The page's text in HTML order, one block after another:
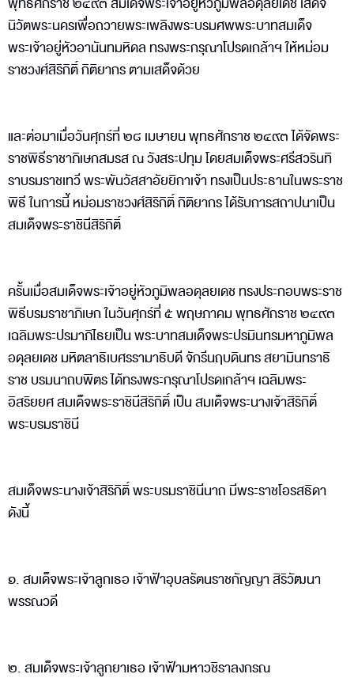
นิวัตพระนครเพื่อถวายพระเพลิงพระบรมศพพระบาทสมเด็จ
พระเจ้าอยู่หัวอานันทมหิดล ทรงพระกรุณาโปรดเกล้าฯ ให้หม่อม
ราชวงศ์สิริกิติ์ กิติยากร ตามเสด็จด้วย
และต่อมาเมื่อวันศุกร์ที่ ๒๘ เมษายน พุทธศักราช ๒๔๙๓ ได้จัดพระ
ราชพิธีราชาภิเษกสมรส ณ วังสระปทุม โดยสมเด็จพระศรีสวรินทิ
ราบรมราชเทวี พระพันวัสสาอัยยิกาเจ้า ทรงเป็นประธานในพระราช
พิธี ในการนี้ หม่อมราชวงศ์สิริกิติ์ กิติยากร ได้รับการสถาปนาเป็น
สมเด็จพระราชินีสิริกิติ์
ครั้นเมื่อสมเด็จพระเจ้าอยู่หัวภูมิพลอดุลยเดช ทรงประกอบพระราช
พิธีบรมราชาภิเษก ในวันศุกร์ที่ ๕ พฤษภาคม พุทธศักราช ๒๔๙๓
เฉลิมพระปรมาภิไธยเป็น พระบาทสมเด็จพระปรมินทรมหาภูมิพล
อดุลยเดช มหิตลาธิเบศรรามาธิบดี จักรีนฤบดินทร สยามินทราธิ
ราช บรมนาถบพิตร ได้ทรงพระกรุณาโปรดเกล้าฯ เฉลิมพระ
อิสริยยศ สมเด็จพระราชินีสิริกิติ์ เป็น สมเด็จพระนางเจ้าสิริกิติ์
พระบรมราชินี
สมเด็จพระนางเจ้าสิริกิติ์ พระบรมราชินีนาถ มีพระราชโอรสธิดา
ดังนี้
๑. สมเด็จพระเจ้าลูกเธอ เจ้าฟ้าอุบลรัตนราชกัญญา สิริวัฒนา
พรรณวดี
๒. สมเด็จพระเจ้าลูกยาเธอ เจ้าฟ้ามหาวชิราลงกรณ